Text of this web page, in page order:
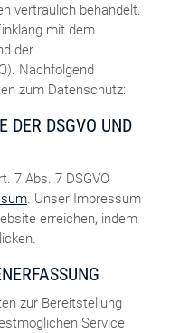
vertraulich behandelt.
mit dem
der
Nachfolgend
zum Datenschutz:
DER DSGVO UND
7 Abs. 7 DSGVO
. Unser Impressum
erreichen, indem
zur Bereitstellung
Service